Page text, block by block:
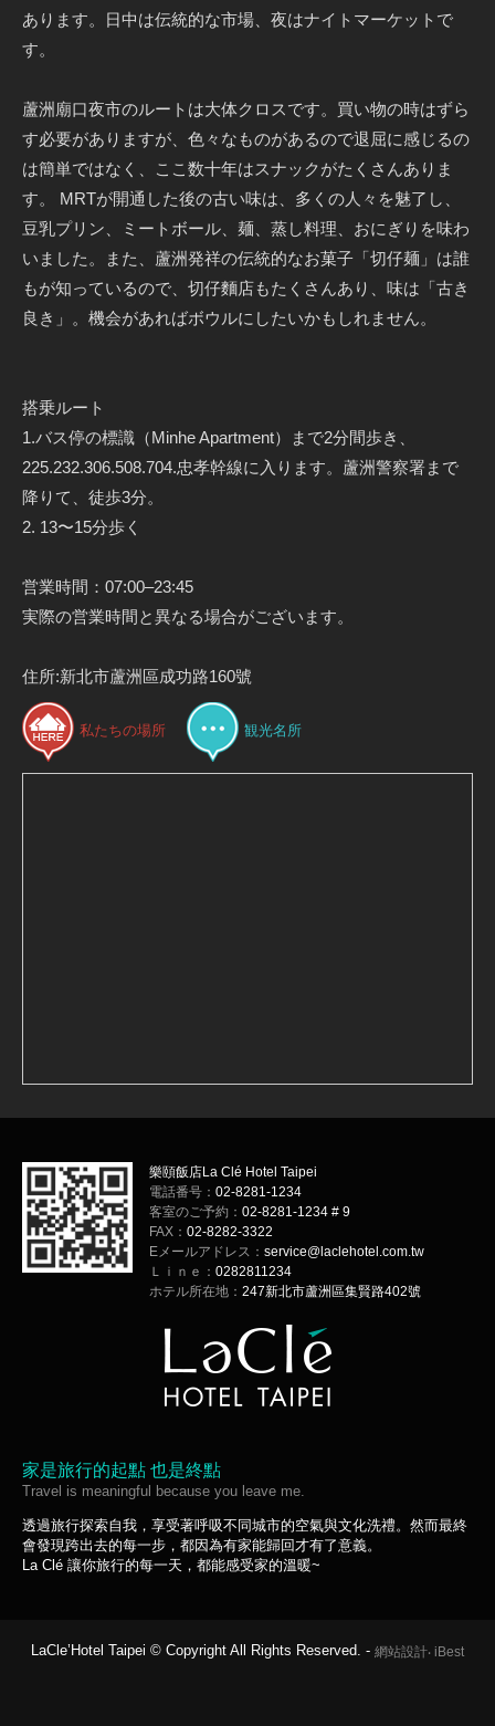
あります。日中は伝統的な市場、夜はナイトマーケットで
す。
蘆洲廟口夜市のルートは大体クロスです。買い物の時はずら
す必要がありますが、色々なものがあるので退屈に感じるの
は簡単ではなく、ここ数十年はスナックがたくさんありま
す。 MRTが開通した後の古い味は、多くの人々を魅了し、
豆乳プリン、ミートボール、麺、蒸し料理、おにぎりを味わ
いました。また、蘆洲発祥の伝統的なお菓子「切仔麺」は誰
もが知っているので、切仔麵店もたくさんあり、味は「古き
良き」。機会があればボウルにしたいかもしれません。
搭乗ルート
1.バス停の標識（Minhe Apartment）まで2分間歩き、
225.232.306.508.704.忠孝幹線に入ります。蘆洲警察署まで
降りて、徒歩3分。
2. 13〜15分歩く
営業時間：07:00–23:45
実際の営業時間と異なる場合がございます。
住所:新北市蘆洲區成功路160號
私たちの場所 観光名所
樂頤飯店La Clé Hotel Taipei
電話番号： 02-8281-1234
客室のご予約： 02-8281-1234 # 9
FAX： 02-8282-3322
Eメールアドレス： service@laclehotel.com.tw
Ｌｉｎｅ： 0282811234
ホテル所在地： 247新北市蘆洲區集賢路402號
家是旅行的起點 也是終點
Travel is meaningful because you leave me.
透過旅行探索自我，享受著呼吸不同城市的空氣與文化洗禮。然而最終
會發現跨出去的每一步，都因為有家能歸回才有了意義。
La Clé 讓你旅行的每一天，都能感受家的溫暖~
LaCle’Hotel Taipei © Copyright All Rights Reserved. - 網站設計‧ iBest